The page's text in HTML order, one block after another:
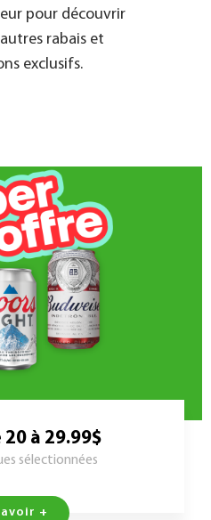
pour découvrir
rabais et
exclusifs.
20 à 29.99$
sélectionnées
+